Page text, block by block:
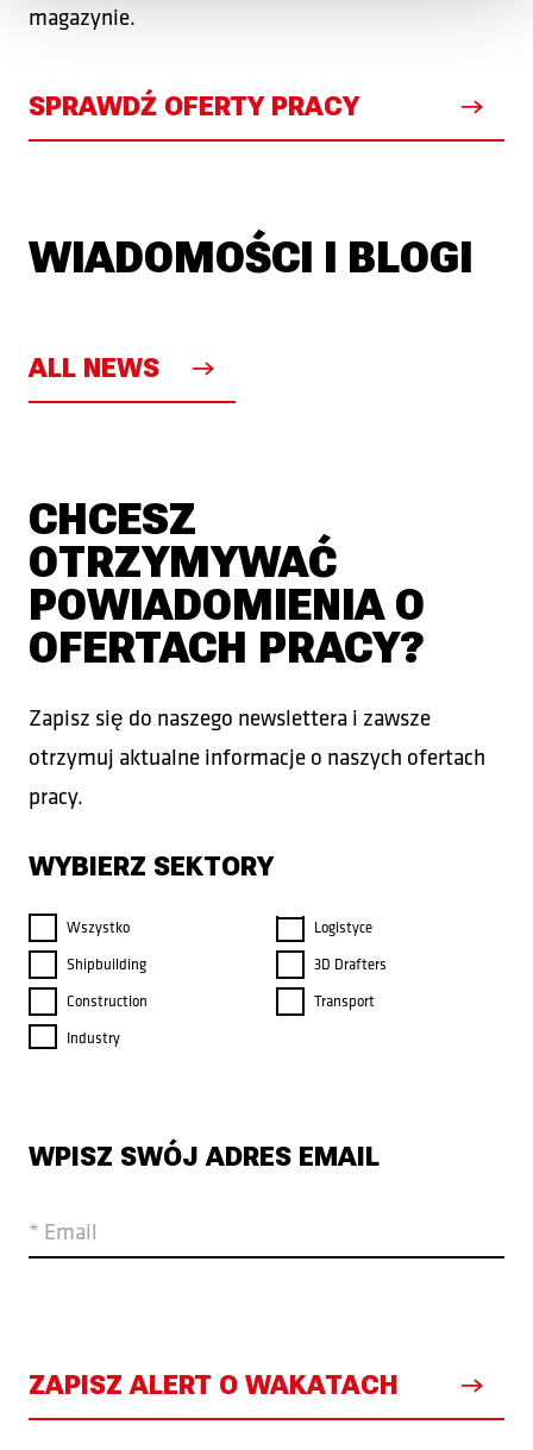
magazynie.
SPRAWDŹ OFERTY PRACY
WIADOMOŚCI I BLOGI
ALL NEWS
CHCESZ
OTRZYMYWAĆ
POWIADOMIENIA O
OFERTACH PRACY?
Zapisz się do naszego newslettera i zawsze
otrzymuj aktualne informacje o naszych ofertach
pracy.
WYBIERZ SEKTORY
Wszystko
Shipbuilding
Construction
Industry
Logistyce
3D Drafters
Transport
WPISZ SWÓJ ADRES EMAIL
* Email
ZAPISZ ALERT O WAKATACH